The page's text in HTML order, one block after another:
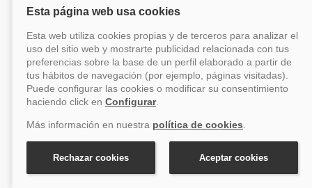
Crucero Estados Unidos, Bahamas, México X